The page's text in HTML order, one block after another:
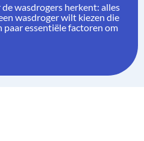
wasdrogers herkent: alles
wasdroger wilt kiezen die
paar essentiële factoren om